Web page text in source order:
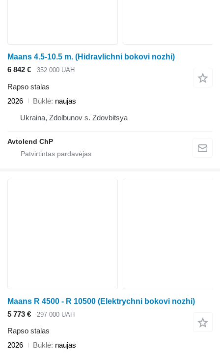
Maans 4.5-10.5 m. (Hidravlichni bokovi nozhi)
6 842 €
352 000 UAH
Rapso stalas
2026
Būklė naujas
Ukraina, Zdolbunov s. Zdovbitsya
Avtolend ChP
Maans R 4500 - R 10500 (Elektrychni bokovi nozhi)
5 773 €
297 000 UAH
Rapso stalas
2026
Būklė naujas